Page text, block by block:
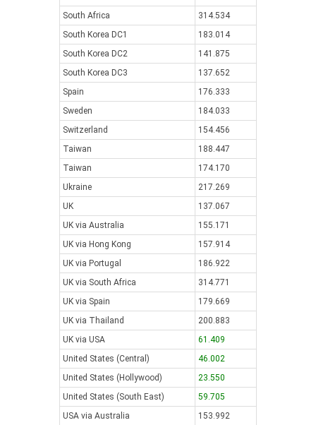
South Africa
314.534
South Korea DC1
183.014
South Korea DC2
141.875
South Korea DC3
137.652
Spain
176.333
Sweden
184.033
Switzerland
154.456
Taiwan
188.447
Taiwan
174.170
Ukraine
217.269
UK
137.067
UK via Australia
155.171
UK via Hong Kong
157.914
UK via Portugal
186.922
UK via South Africa
314.771
UK via Spain
179.669
UK via Thailand
200.883
UK via USA
61.409
United States (Central)
46.002
United States (Hollywood)
23.550
United States (South East)
59.705
USA via Australia
153.992